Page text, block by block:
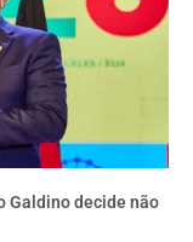
Galdino decide não